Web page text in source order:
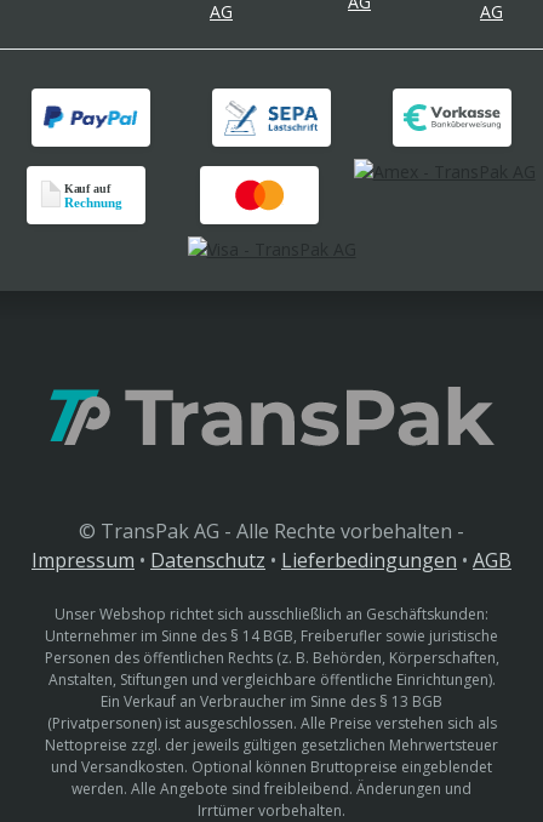
© TransPak AG - Alle Rechte vorbehalten -
Impressum • Datenschutz • Lieferbedingungen • AGB
Unser Webshop richtet sich ausschließlich an Geschäftskunden:
Unternehmer im Sinne des § 14 BGB, Freiberufler sowie juristische
Personen des öffentlichen Rechts (z. B. Behörden, Körperschaften,
Anstalten, Stiftungen und vergleichbare öffentliche Einrichtungen).
Ein Verkauf an Verbraucher im Sinne des § 13 BGB
(Privatpersonen) ist ausgeschlossen. Alle Preise verstehen sich als
Nettopreise zzgl. der jeweils gültigen gesetzlichen Mehrwertsteuer
und Versandkosten. Optional können Bruttopreise eingeblendet
werden. Alle Angebote sind freibleibend. Änderungen und
Irrtümer vorbehalten.